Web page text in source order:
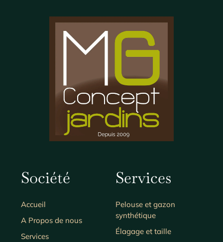
Société
Accueil
A Propos de nous
Services
Services
Pelouse et gazon
synthétique
Élagage et taille